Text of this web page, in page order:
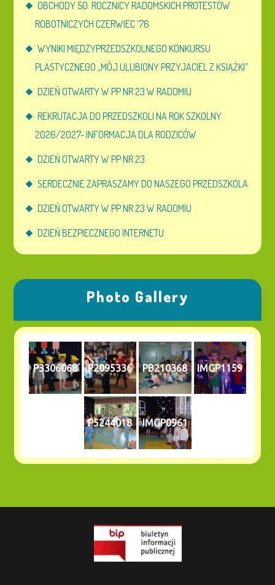
OBCHODY 50. ROCZNICY RADOMSKICH PROTESTÓW
ROBOTNICZYCH CZERWIEC ’76
WYNIKI MIĘDZYPRZEDSZKOLNEGO KONKURSU
PLASTYCZNEGO „MÓJ ULUBIONY PRZYJACIEL Z KSIĄŻKI”
DZIEŃ OTWARTY W PP NR 23 W RADOMIU
REKRUTACJA DO PRZEDSZKOLI NA ROK SZKOLNY
2026/2027- INFORMACJA DLA RODZICÓW
DZIEŃ OTWARTY W PP NR 23
SERDECZNIE ZAPRASZAMY DO NASZEGO PRZEDSZKOLA
DZIEŃ OTWARTY W PP NR 23 W RADOMIU
DZIEŃ BEZPIECZNEGO INTERNETU
Photo Gallery
P3306068 P2095336 PB210368 IMGP1159
P5244018 IMGP0961